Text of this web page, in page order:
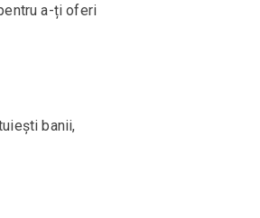
a-ți oferi
banii,